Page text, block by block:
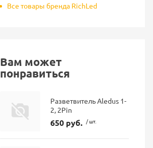
Все товары бренда RichLed
Вам может
понравиться
Разветвитель Aledus 1-
2, 2Pin
650 руб. / шт.